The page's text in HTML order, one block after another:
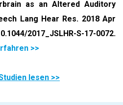
as an Altered Auditory
Lang Hear Res. 2018 Apr
2017_JSLHR-S-17-0072.
>>
lesen >>